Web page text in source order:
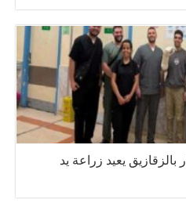
يعيد زراعة يد